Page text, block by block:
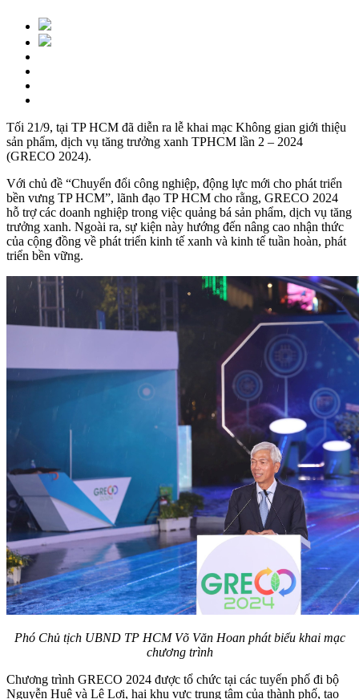
Tối 21/9, tại TP HCM đã diễn ra lễ khai mạc Không gian giới thiệu
sản phẩm, dịch vụ tăng trưởng xanh TPHCM lần 2 – 2024
(GRECO 2024).
Với chủ đề “Chuyển đổi công nghiệp, động lực mới cho phát triển
bền vưng TP HCM”, lãnh đạo TP HCM cho rằng, GRECO 2024
hỗ trợ các doanh nghiệp trong việc quảng bá sản phẩm, dịch vụ tăng
trưởng xanh. Ngoài ra, sự kiện này hướng đến nâng cao nhận thức
của cộng đồng về phát triển kinh tế xanh và kinh tế tuần hoàn, phát
triển bền vững.
Phó Chủ tịch UBND TP HCM Võ Văn Hoan phát biểu khai mạc
chương trình
Chương trình GRECO 2024 được tổ chức tại các tuyến phố đi bộ
Nguyễn Huệ và Lê Lợi, hai khu vực trung tâm của thành phố, tạo